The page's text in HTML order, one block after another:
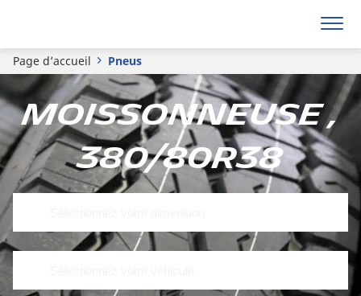
Page d’accueil Pneus
Moissonneuse ,
380/80R38